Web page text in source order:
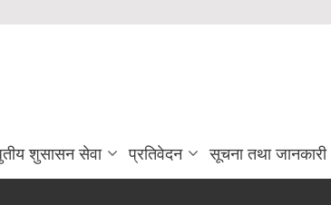
शुसासन सेवा प्रतिवेदन सूचना तथा जानकारी